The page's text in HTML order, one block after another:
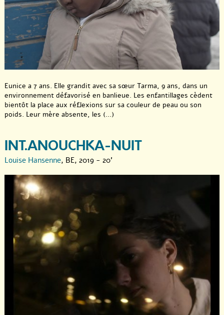
Eunice a 7 ans. Elle grandit avec sa sœur Tarma, 9 ans, dans un
environnement défavorisé en banlieue. Les enfantillages cèdent
bientôt la place aux réflexions sur sa couleur de peau ou son
poids. Leur mère absente, les (...)
INT.ANOUCHKA-NUIT
Louise Hansenne, BE, 2019 - 20'